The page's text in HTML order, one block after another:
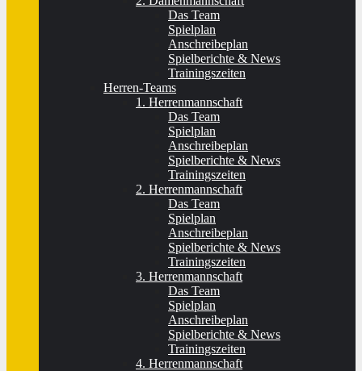
Das Team
Spielplan
Anschreibeplan
Spielberichte & News
Trainingszeiten
Herren-Teams
1. Herrenmannschaft
Das Team
Spielplan
Anschreibeplan
Spielberichte & News
Trainingszeiten
2. Herrenmannschaft
Das Team
Spielplan
Anschreibeplan
Spielberichte & News
Trainingszeiten
3. Herrenmannschaft
Das Team
Spielplan
Anschreibeplan
Spielberichte & News
Trainingszeiten
4. Herrenmannschaft